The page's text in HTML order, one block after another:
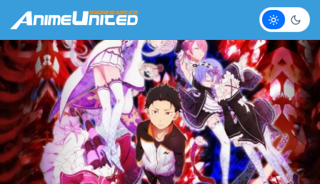
Claro